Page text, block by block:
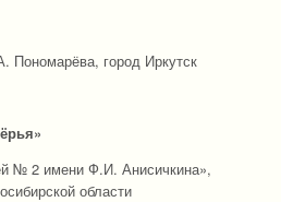
город Иркутск
№ 2 имени Ф.И. Анисичкина»,
области